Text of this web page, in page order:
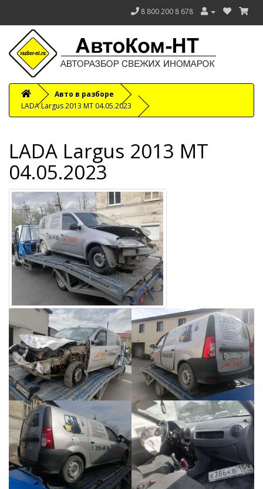
8 800 200 8 678
Авто в разборе
LADA Largus 2013 МТ 04.05.2023
LADA Largus 2013 МТ
04.05.2023